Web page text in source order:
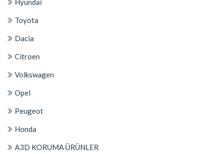
Hyundai
Toyota
Dacia
Citroen
Volkswagen
Opel
Peugeot
Honda
A3D KORUMA ÜRÜNLER